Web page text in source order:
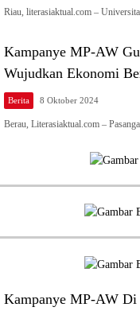
Riau, literasiaktual.com –
Kampanye MP-AW
Wujudkan Ekonomi
Berita 8 Oktober 2024
Berau, Literasiaktual.com –
Kampanye MP-AW Di